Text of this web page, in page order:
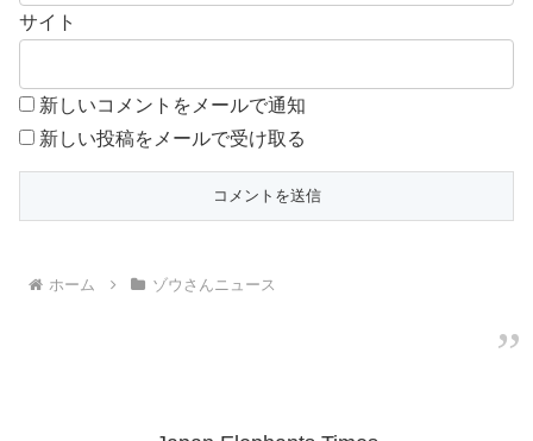
サイト
新しいコメントをメールで通知
新しい投稿をメールで受け取る
ホーム ゾウさんニュース